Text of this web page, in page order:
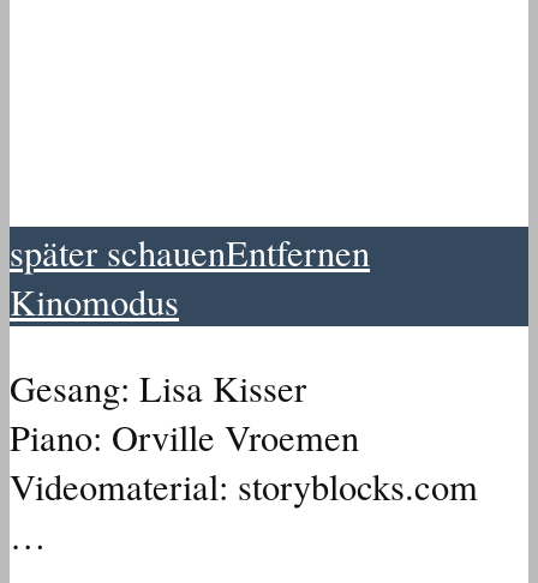
später schauenEntfernen
Kinomodus
Gesang: Lisa Kisser
Piano: Orville Vroemen
Videomaterial: storyblocks.com
…